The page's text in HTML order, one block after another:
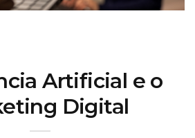
Artificial e o
Digital